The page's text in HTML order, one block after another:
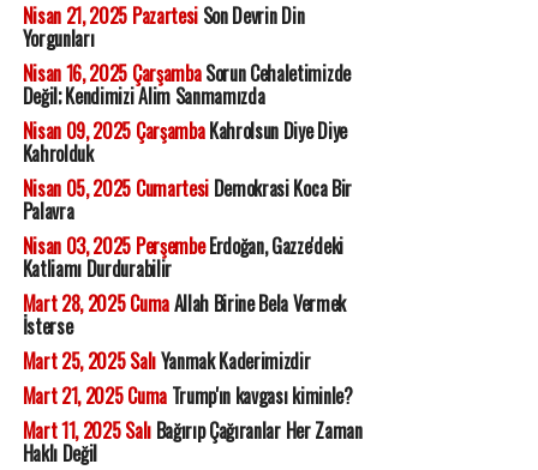
Nisan 21, 2025 PazartesiSon Devrin Din
Yorgunları
Nisan 16, 2025 ÇarşambaSorun Cehaletimizde
Değil; Kendimizi Alim Sanmamızda
Nisan 09, 2025 ÇarşambaKahrolsun Diye Diye
Kahrolduk
Nisan 05, 2025 CumartesiDemokrasi Koca Bir
Palavra
Nisan 03, 2025 PerşembeErdoğan, Gazze'deki
Katliamı Durdurabilir
Mart 28, 2025 CumaAllah Birine Bela Vermek
İsterse
Mart 25, 2025 SalıYanmak Kaderimizdir
Mart 21, 2025 CumaTrump'ın kavgası kiminle?
Mart 11, 2025 SalıBağırıp Çağıranlar Her Zaman
Haklı Değil